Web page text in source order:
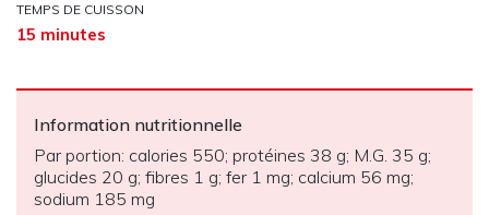
TEMPS DE CUISSON
15 minutes
Information nutritionnelle
Par portion: calories 550; protéines 38 g; M.G. 35 g;
glucides 20 g; fibres 1 g; fer 1 mg; calcium 56 mg;
sodium 185 mg